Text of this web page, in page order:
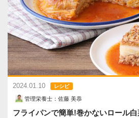
2024.01.10 レシピ
管理栄養士：佐藤 美恭
フライパンで簡単!巻かないロール白